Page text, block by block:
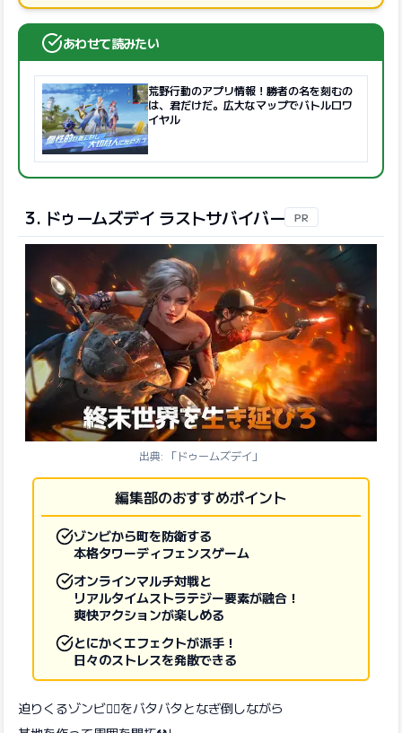
あわせて読みたい
荒野行動のアプリ情報！勝者の名を刻むの
は、君だけだ。広大なマップでバトルロワ
イヤル
3. ドゥームズデイ ラストサバイバー PR
出典: 「ドゥームズデイ」
編集部のおすすめポイント
ゾンビから町を防衛する
本格タワーディフェンスゲーム
オンラインマルチ対戦と
リアルタイムストラテジー要素が融合！
爽快アクションが楽しめる
とにかくエフェクトが派手！
日々のストレスを発散できる
迫りくるゾンビ🧟‍♂️をバタバタとなぎ倒しながら